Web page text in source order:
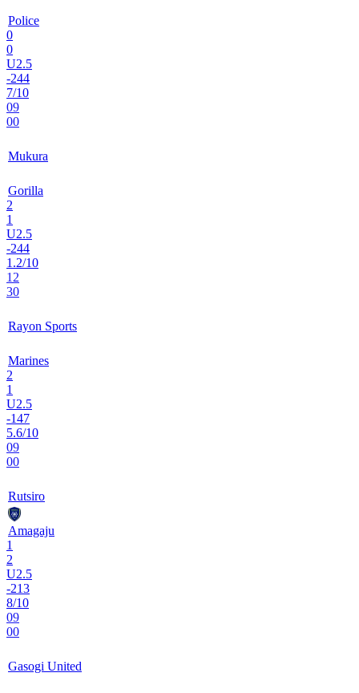
Police
0
0
U2.5
-244
7/10
09
00
Mukura
Gorilla
2
1
U2.5
-244
1.2/10
12
30
Rayon Sports
Marines
2
1
U2.5
-147
5.6/10
09
00
Rutsiro
Amagaju
1
2
U2.5
-213
8/10
09
00
Gasogi United